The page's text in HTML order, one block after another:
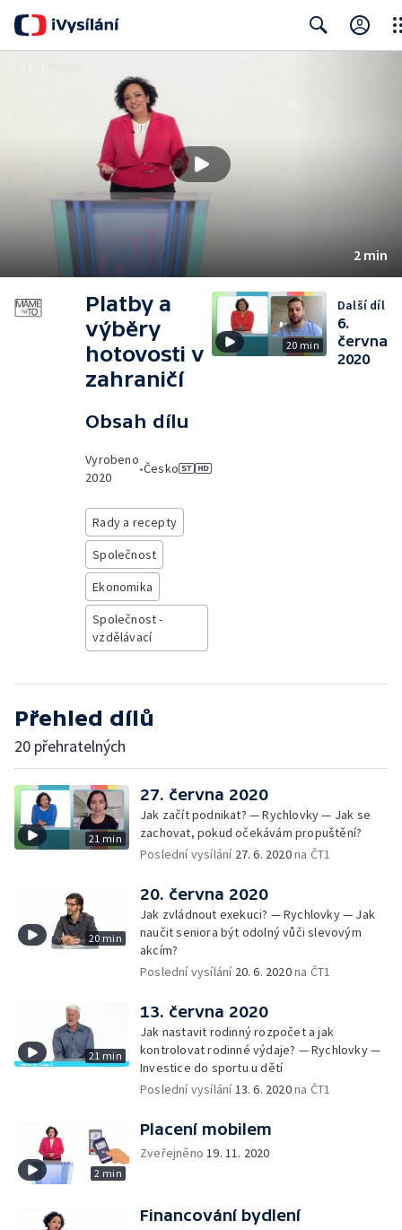
2 min
Platby a
výběry
hotovosti v
zahraničí
Obsah dílu
Vyrobeno
2020
•Česko
Rady a recepty
Společnost
Ekonomika
Společnost -
vzdělávací
20 min
Další díl
6.
června
2020
Přehled dílů
20 přehratelných
21 min
27. června 2020
Jak začít podnikat? — Rychlovky — Jak se
zachovat, pokud očekávám propuštění?
Poslední vysílání 27. 6. 2020na ČT1
20 min
20. června 2020
Jak zvládnout exekuci? — Rychlovky — Jak
naučit seniora být odolný vůči slevovým
akcím?
Poslední vysílání 20. 6. 2020na ČT1
21 min
13. června 2020
Jak nastavit rodinný rozpočet a jak
kontrolovat rodinné výdaje? — Rychlovky —
Investice do sportu u dětí
Poslední vysílání13. 6. 2020na ČT1
2 min
Placení mobilem
Zveřejněno19. 11. 2020
Financování bydlení